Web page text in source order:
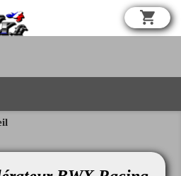
shopping_cart